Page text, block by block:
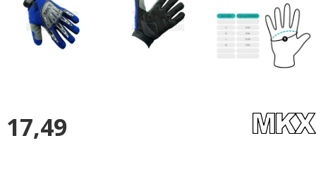
17,49